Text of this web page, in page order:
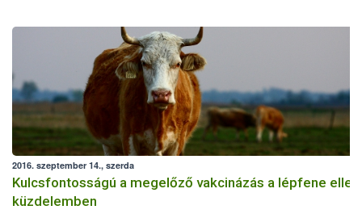
2016. szeptember 14., szerda
Kulcsfontosságú a megelőző vakcinázás a lépfene elleni
küzdelemben